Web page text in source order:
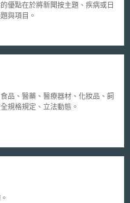
優點在於將新聞按主題、疾病或日
與項目。
、醫藥、醫療器材、化妝品、飼
規格規定、立法動態。